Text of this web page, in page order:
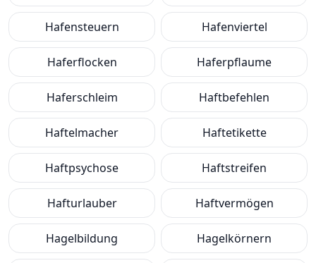
Hafensteuern Hafenviertel
Haferflocken Haferpflaume
Haferschleim Haftbefehlen
Haftelmacher Haftetikette
Haftpsychose Haftstreifen
Hafturlauber Haftvermögen
Hagelbildung Hagelkörnern